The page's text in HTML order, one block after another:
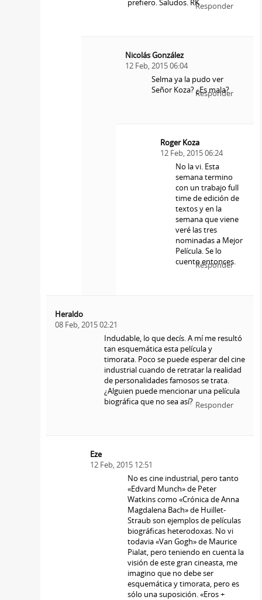
prefiero. Saludos. RKResponder
Nicolás González
12 Feb, 2015 06:04
Selma ya la pudo ver
Señor Koza? ¿Es mala?
Responder
Roger Koza
12 Feb, 2015 06:24
No la vi. Esta
semana termino
con un trabajo full
time de edición de
textos y en la
semana que viene
veré las tres
nominadas a Mejor
Película. Se lo
cuento entonces.
Responder
Heraldo
08 Feb, 2015 02:21
Indudable, lo que decís. A mí me resultó
tan esquemática esta película y
timorata. Poco se puede esperar del cine
industrial cuando de retratar la realidad
de personalidades famosos se trata.
¿Alguien puede mencionar una película
biográfica que no sea así? Responder
Eze
12 Feb, 2015 12:51
No es cine industrial, pero tanto
«Edvard Munch» de Peter
Watkins como «Crónica de Anna
Magdalena Bach» de Huillet-
Straub son ejemplos de películas
biográficas heterodoxas. No vi
todavia «Van Gogh» de Maurice
Pialat, pero teniendo en cuenta la
visión de este gran cineasta, me
imagino que no debe ser
esquemática y timorata, pero es
sólo una suposición. «Eros +